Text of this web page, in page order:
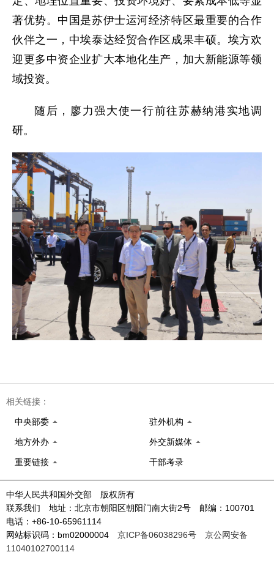
著优势。中国是苏伊士运河经济特区最重要的合作
伙伴之一，中埃泰达经贸合作区成果丰硕。埃方欢
迎更多中资企业扩大本地化生产，加大新能源等领
域投资。
随后，廖力强大使一行前往苏赫纳港实地调
研。
相关链接：
中央部委 驻外机构
地方外办 外交新媒体
重要链接 干部考录
中华人民共和国外交部 版权所有
联系我们 地址：北京市朝阳区朝阳门南大街2号 邮编：100701
电话：+86-10-65961114
网站标识码：bm02000004 京ICP备06038296号
京公网安备
11040102700114